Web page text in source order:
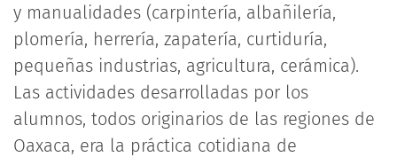
y manualidades (carpintería, albañilería,
plomería, herrería, zapatería, curtiduría,
pequeñas industrias, agricultura, cerámica).
Las actividades desarrolladas por los
alumnos, todos originarios de las regiones de
Oaxaca, era la práctica cotidiana de